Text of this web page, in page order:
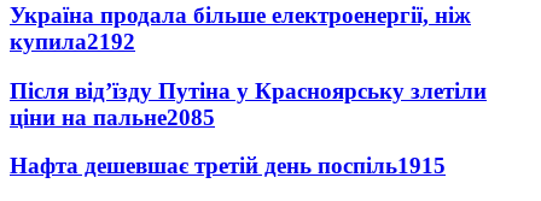
Україна продала більше електроенергії, ніж
купила2192
Після від’їзду Путіна у Красноярську злетіли
ціни на пальне2085
Нафта дешевшає третій день поспіль1915